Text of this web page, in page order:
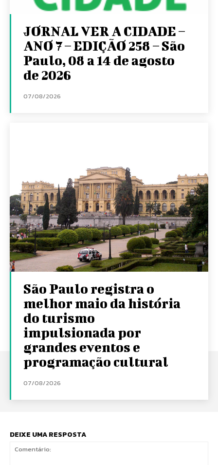
JORNAL VER A CIDADE –
ANO 7 – EDIÇÃO 258 – São
Paulo, 08 a 14 de agosto
de 2026
07/08/2026
São Paulo registra o
melhor maio da história
do turismo
impulsionada por
grandes eventos e
programação cultural
07/08/2026
DEIXE UMA RESPOSTA